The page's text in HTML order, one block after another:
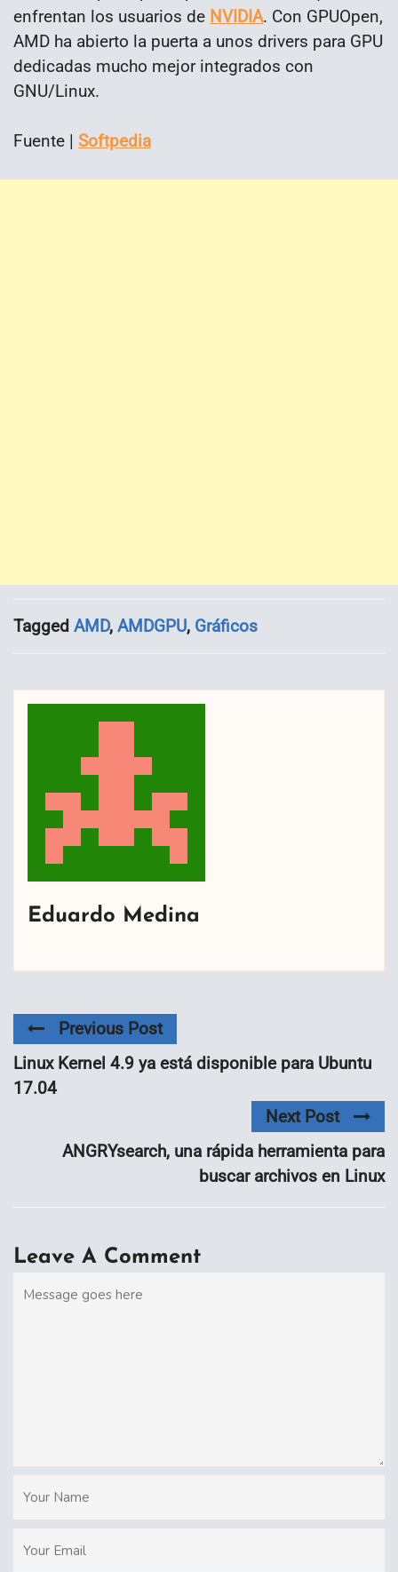
enfrentan los usuarios de NVIDIA. Con GPUOpen,
AMD ha abierto la puerta a unos drivers para GPU
dedicadas mucho mejor integrados con
GNU/Linux.
Fuente | Softpedia
Tagged AMD, AMDGPU, Gráficos
Eduardo Medina
Previous Post
Linux Kernel 4.9 ya está disponible para Ubuntu
17.04
Next Post
ANGRYsearch, una rápida herramienta para
buscar archivos en Linux
Leave A Comment